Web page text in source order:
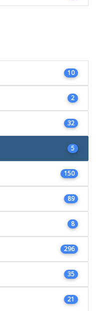
10
2
32
5
150
89
8
296
35
21